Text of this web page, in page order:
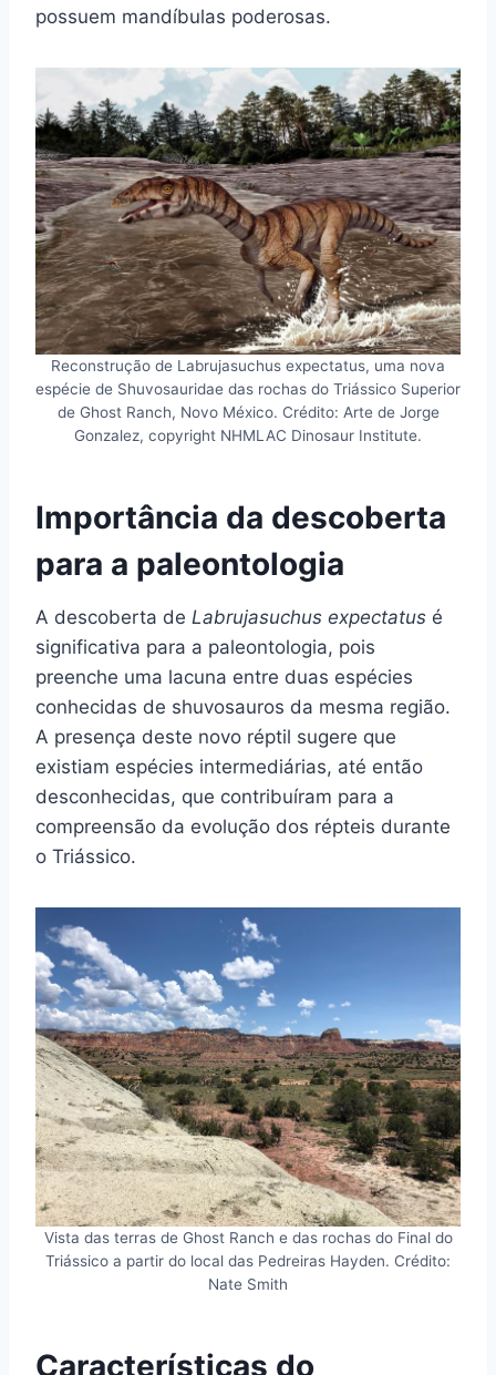
possuem mandíbulas poderosas.
Reconstrução de Labrujasuchus expectatus, uma nova
espécie de Shuvosauridae das rochas do Triássico Superior
de Ghost Ranch, Novo México. Crédito: Arte de Jorge
Gonzalez, copyright NHMLAC Dinosaur Institute.
Importância da descoberta
para a paleontologia
A descoberta de Labrujasuchus expectatus é
significativa para a paleontologia, pois
preenche uma lacuna entre duas espécies
conhecidas de shuvosauros da mesma região.
A presença deste novo réptil sugere que
existiam espécies intermediárias, até então
desconhecidas, que contribuíram para a
compreensão da evolução dos répteis durante
o Triássico.
Vista das terras de Ghost Ranch e das rochas do Final do
Triássico a partir do local das Pedreiras Hayden. Crédito:
Nate Smith
Características do